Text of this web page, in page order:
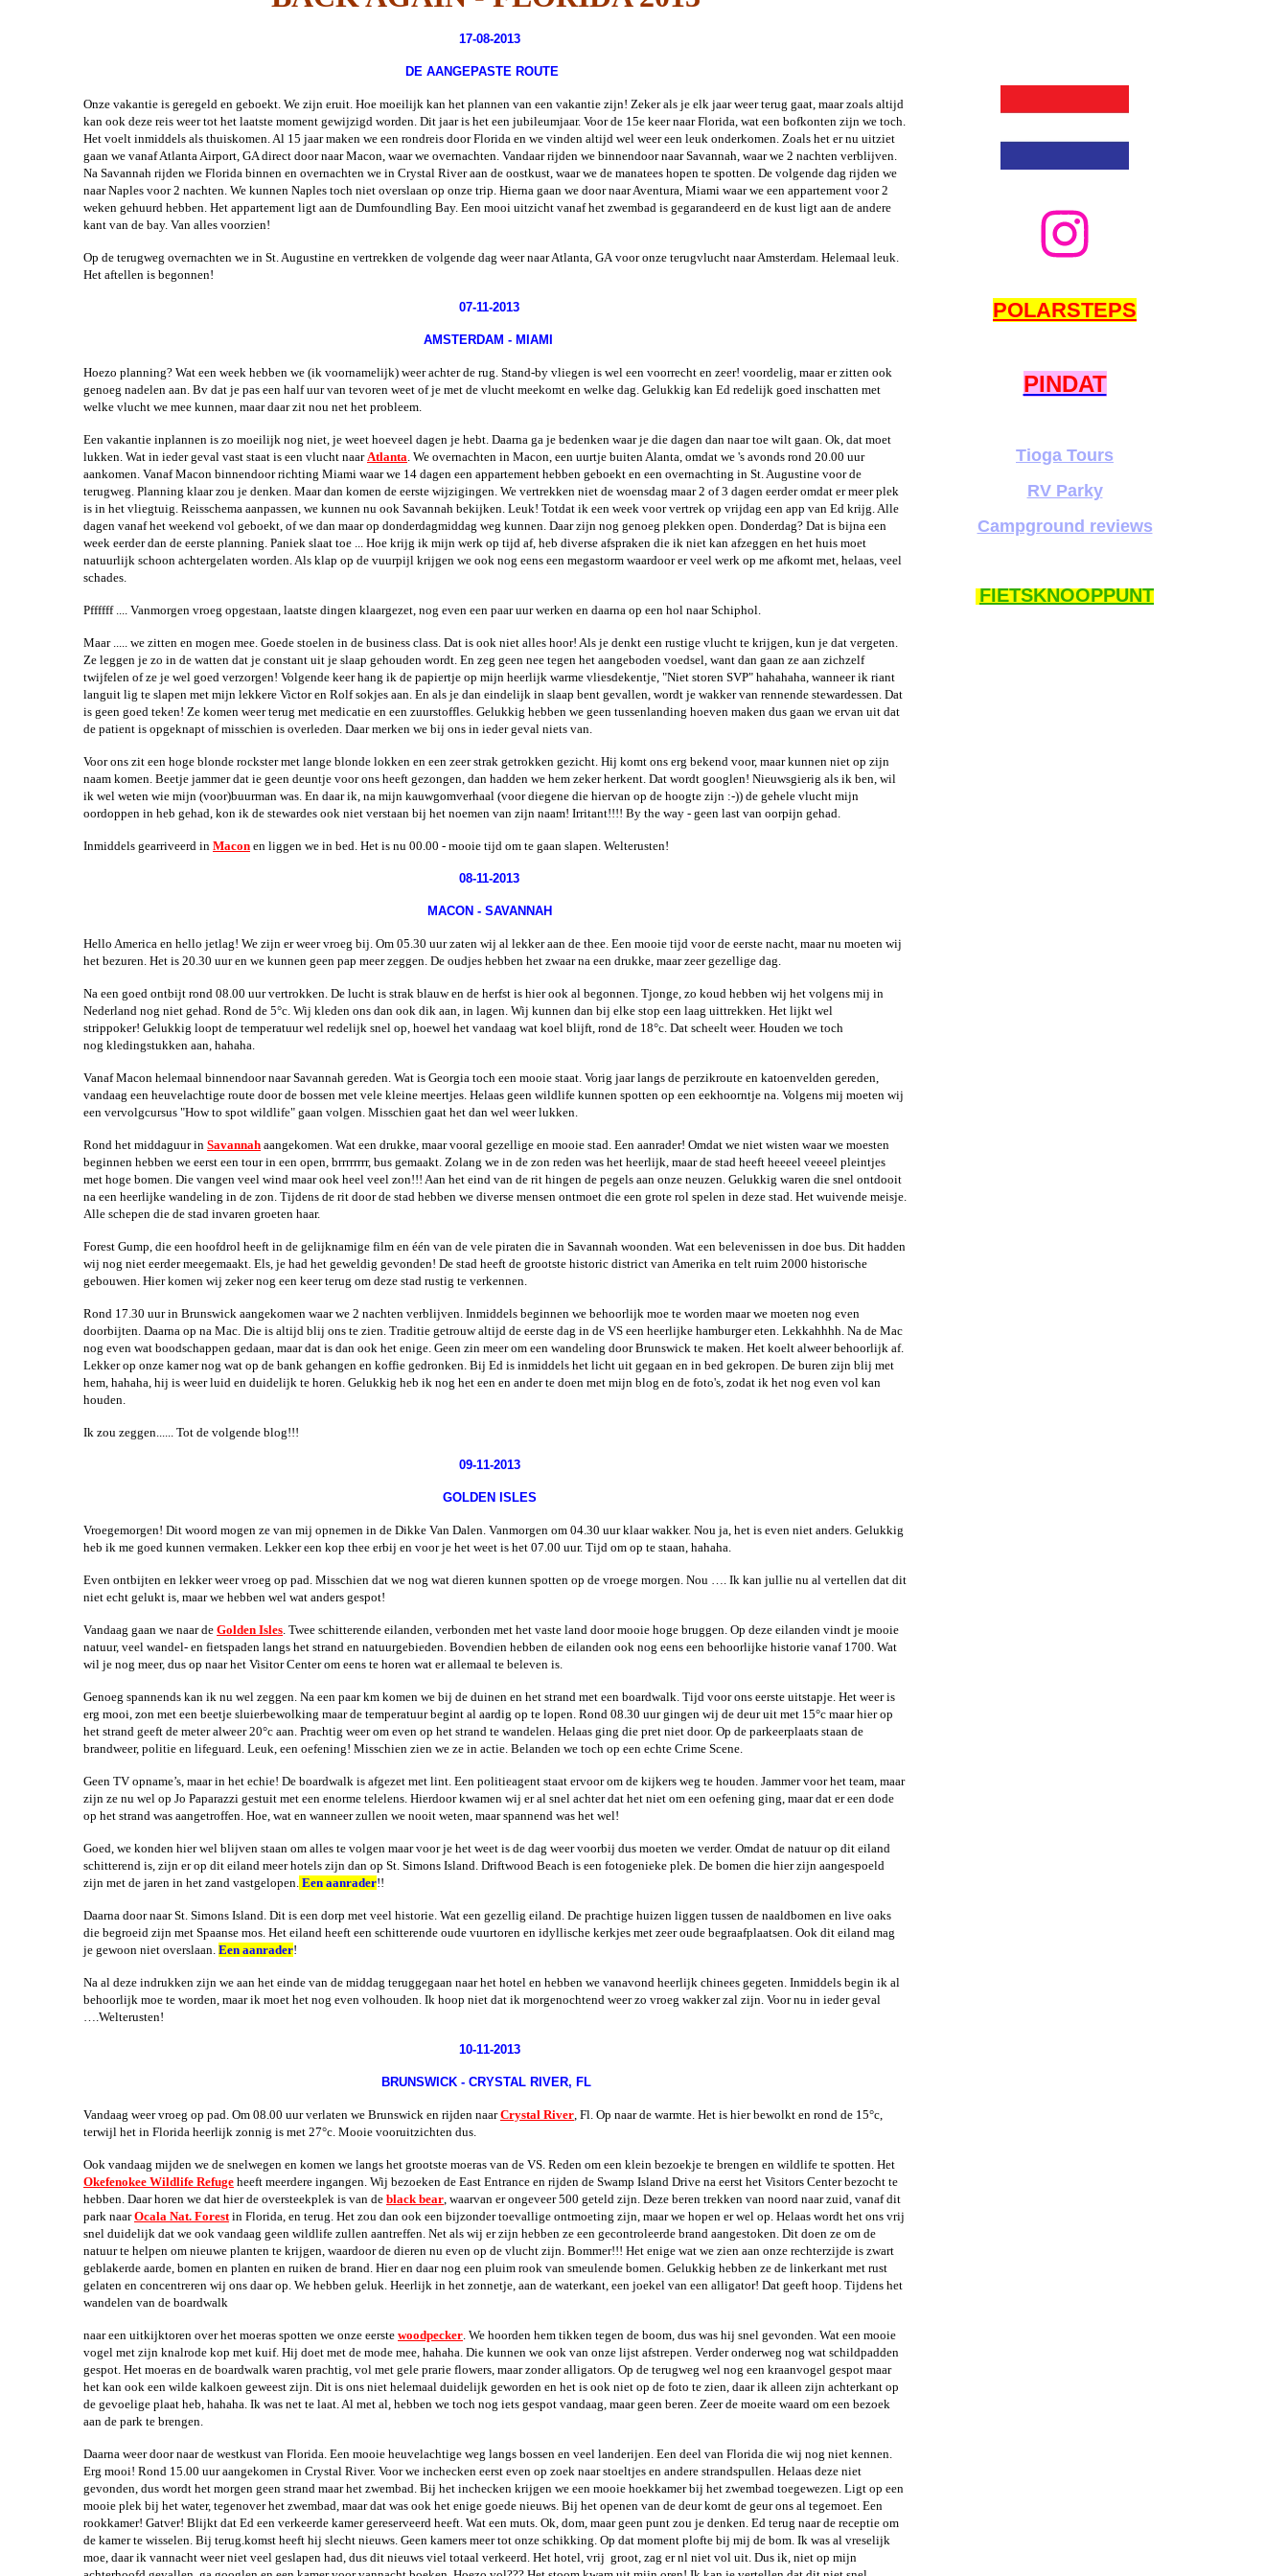
2018
Fall 2017
Happy Travelers
Canada 2017
Canadian Adventures
Mei 2016
USA 2014
West USA 2014
Florida 2013
West/Southwest +
2013
Florida 2012
Oostkust USA 2012
Florida 2011
Cruise 2011
Curacao 2010
17-08-2013
DE AANGEPASTE ROUTE
Onze vakantie is geregeld en geboekt. We zijn eruit. Hoe moeilijk kan het plannen van een vakantie zijn! Zeker als je elk jaar weer terug gaat, maar zoals altijd
kan ook deze reis weer tot het laatste moment gewijzigd worden. Dit jaar is het een jubileumjaar. Voor de 15e keer naar Florida, wat een bofkonten zijn we toch.
Het voelt inmiddels als thuiskomen. Al 15 jaar maken we een rondreis door Florida en we vinden altijd wel weer een leuk onderkomen. Zoals het er nu uitziet
gaan we vanaf Atlanta Airport, GA direct door naar Macon, waar we overnachten. Vandaar rijden we binnendoor naar Savannah, waar we 2 nachten verblijven.
Na Savannah rijden we Florida binnen en overnachten we in Crystal River aan de oostkust, waar we de manatees hopen te spotten. De volgende dag rijden we
naar Naples voor 2 nachten. We kunnen Naples toch niet overslaan op onze trip. Hierna gaan we door naar Aventura, Miami waar we een appartement voor 2
weken gehuurd hebben. Het appartement ligt aan de Dumfoundling Bay. Een mooi uitzicht vanaf het zwembad is gegarandeerd en de kust ligt aan de andere
kant van de bay. Van alles voorzien!
Op de terugweg overnachten we in St. Augustine en vertrekken de volgende dag weer naar Atlanta, GA voor onze terugvlucht naar Amsterdam. Helemaal leuk.
Het aftellen is begonnen!
07-11-2013
AMSTERDAM - MIAMI
Hoezo planning? Wat een week hebben we (ik voornamelijk) weer achter de rug. Stand-by vliegen is wel een voorrecht en zeer! voordelig, maar er zitten ook
genoeg nadelen aan. Bv dat je pas een half uur van tevoren weet of je met de vlucht meekomt en welke dag. Gelukkig kan Ed redelijk goed inschatten met
welke vlucht we mee kunnen, maar daar zit nou net het probleem.
Een vakantie inplannen is zo moeilijk nog niet, je weet hoeveel dagen je hebt. Daarna ga je bedenken waar je die dagen dan naar toe wilt gaan. Ok, dat moet
lukken. Wat in ieder geval vast staat is een vlucht naarAtlanta. We overnachten in Macon, een uurtje buiten Alanta, omdat we 's avonds rond 20.00 uur
aankomen. Vanaf Macon binnendoor richting Miami waar we 14 dagen een appartement hebben geboekt en een overnachting in St. Augustine voor de
terugweg. Planning klaar zou je denken. Maar dan komen de eerste wijzigingen. We vertrekken niet de woensdag maar 2 of 3 dagen eerder omdat er meer plek
is in het vliegtuig. Reisschema aanpassen, we kunnen nu ook Savannah bekijken. Leuk! Totdat ik een week voor vertrek op vrijdag een app van Ed krijg. Alle
dagen vanaf het weekend vol geboekt, of we dan maar op donderdagmiddag weg kunnen. Daar zijn nog genoeg plekken open. Donderdag? Dat is bijna een
week eerder dan de eerste planning. Paniek slaat toe ... Hoe krijg ik mijn werk op tijd af, heb diverse afspraken die ik niet kan afzeggen en het huis moet
natuurlijk schoon achtergelaten worden. Als klap op de vuurpijl krijgen we ook nog eens een megastorm waardoor er veel werk op me afkomt met, helaas, veel
schades.
Pffffff .... Vanmorgen vroeg opgestaan, laatste dingen klaargezet, nog even een paar uur werken en daarna op een hol naar Schiphol.
Maar ..... we zitten en mogen mee. Goede stoelen in de business class. Dat is ook niet alles hoor! Als je denkt een rustige vlucht te krijgen, kun je dat vergeten.
Ze leggen je zo in de watten dat je constant uit je slaap gehouden wordt. En zeg geen nee tegen het aangeboden voedsel, want dan gaan ze aan zichzelf
twijfelen of ze je wel goed verzorgen! Volgende keer hang ik de papiertje op mijn heerlijk warme vliesdekentje, "Niet storen SVP" hahahaha, wanneer ik riant
languit lig te slapen met mijn lekkere Victor en Rolf sokjes aan. En als je dan eindelijk in slaap bent gevallen, wordt je wakker van rennende stewardessen. Dat
is geen goed teken! Ze komen weer terug met medicatie en een zuurstoffles. Gelukkig hebben we geen tussenlanding hoeven maken dus gaan we ervan uit dat
de patient is opgeknapt of misschien is overleden. Daar merken we bij ons in ieder geval niets van.
Voor ons zit een hoge blonde rockster met lange blonde lokken en een zeer strak getrokken gezicht. Hij komt ons erg bekend voor, maar kunnen niet op zijn
naam komen. Beetje jammer dat ie geen deuntje voor ons heeft gezongen, dan hadden we hem zeker herkent. Dat wordt googlen! Nieuwsgierig als ik ben, wil
ik wel weten wie mijn (voor)buurman was. En daar ik, na mijn kauwgomverhaal (voor diegene die hiervan op de hoogte zijn :-)) de gehele vlucht mijn
oordoppen in heb gehad, kon ik de stewardes ook niet verstaan bij het noemen van zijn naam! Irritant!!!! By the way - geen last van oorpijn gehad.
Inmiddels gearriveerd in Macon en liggen we in bed. Het is nu 00.00 - mooie tijd om te gaan slapen. Welterusten!
08-11-2013
MACON - SAVANNAH
Hello America en hello jetlag! We zijn er weer vroeg bij. Om 05.30 uur zaten wij al lekker aan de thee. Een mooie tijd voor de eerste nacht, maar nu moeten wij
het bezuren. Het is 20.30 uur en we kunnen geen pap meer zeggen. De oudjes hebben het zwaar na een drukke, maar zeer gezellige dag.
Na een goed ontbijt rond 08.00 uur vertrokken. De lucht is strak blauw en de herfst is hier ook al begonnen. Tjonge, zo koud hebben wij het volgens mij in
Nederland nog niet gehad. Rond de 5°c. Wij kleden ons dan ook dik aan, in lagen. Wij kunnen dan bij elke stop een laag uittrekken. Het lijkt wel
strippoker! Gelukkig loopt de temperatuur wel redelijk snel op, hoewel het vandaag wat koel blijft, rond de 18°c. Dat scheelt weer. Houden we toch
nog kledingstukken aan, hahaha.
Vanaf Macon helemaal binnendoor naar Savannah gereden. Wat is Georgia toch een mooie staat. Vorig jaar langs de perzikroute en katoenvelden gereden,
vandaag een heuvelachtige route door de bossen met vele kleine meertjes. Helaas geen wildlife kunnen spotten op een eekhoorntje na. Volgens mij moeten wij
een vervolgcursus "How to spot wildlife" gaan volgen. Misschien gaat het dan wel weer lukken.
Rond het middaguur in Savannah aangekomen. Wat een drukke, maar vooral gezellige en mooie stad. Een aanrader! Omdat we niet wisten waar we moesten
beginnen hebben we eerst een tour in een open, brrrrrrrr, bus gemaakt. Zolang we in de zon reden was het heerlijk, maar de stad heeft heeeel veeeel pleintjes
met hoge bomen. Die vangen veel wind maar ook heel veel zon!!! Aan het eind van de rit hingen de pegels aan onze neuzen. Gelukkig waren die snel ontdooit
na een heerlijke wandeling in de zon. Tijdens de rit door de stad hebben we diverse mensen ontmoet die een grote rol spelen in deze stad. Het wuivende meisje.
Alle schepen die de stad invaren groeten haar.
Forest Gump, die een hoofdrol heeft in de gelijknamige film en één van de vele piraten die in Savannah woonden. Wat een belevenissen in doe bus. Dit hadden
wij nog niet eerder meegemaakt. Els, je had het geweldig gevonden! De stad heeft de grootste historic district van Amerika en telt ruim 2000 historische
gebouwen. Hier komen wij zeker nog een keer terug om deze stad rustig te verkennen.
Rond 17.30 uur in Brunswick aangekomen waar we 2 nachten verblijven. Inmiddels beginnen we behoorlijk moe te worden maar we moeten nog even
doorbijten. Daarna op na Mac. Die is altijd blij ons te zien. Traditie getrouw altijd de eerste dag in de VS een heerlijke hamburger eten. Lekkahhhh. Na de Mac
nog even wat boodschappen gedaan, maar dat is dan ook het enige. Geen zin meer om een wandeling door Brunswick te maken. Het koelt alweer behoorlijk af.
Lekker op onze kamer nog wat op de bank gehangen en koffie gedronken. Bij Ed is inmiddels het licht uit gegaan en in bed gekropen. De buren zijn blij met
hem, hahaha, hij is weer luid en duidelijk te horen. Gelukkig heb ik nog het een en ander te doen met mijn blog en de foto's, zodat ik het nog even vol kan
houden.
Ik zou zeggen...... Tot de volgende blog!!!
09-11-2013
GOLDEN ISLES
Vroegemorgen! Dit woord mogen ze van mij opnemen in de Dikke Van Dalen. Vanmorgen om 04.30 uur klaar wakker. Nou ja, het is even niet anders. Gelukkig
heb ik me goed kunnen vermaken. Lekker een kop thee erbij en voor je het weet is het 07.00 uur. Tijd om op te staan, hahaha.
Even ontbijten en lekker weer vroeg op pad. Misschien dat we nog wat dieren kunnen spotten op de vroege morgen. Nou …. Ik kan jullie nu al vertellen dat dit
niet echt gelukt is, maar we hebben wel wat anders gespot!
Vandaag gaan we naar de Golden Isles. Twee schitterende eilanden, verbonden met het vaste land door mooie hoge bruggen. Op deze eilanden vindt je mooie
natuur, veel wandel- en fietspaden langs het strand en natuurgebieden. Bovendien hebben de eilanden ook nog eens een behoorlijke historie vanaf 1700. Wat
wil je nog meer, dus op naar het Visitor Center om eens te horen wat er allemaal te beleven is.
Genoeg spannends kan ik nu wel zeggen. Na een paar km komen we bij de duinen en het strand met een boardwalk. Tijd voor ons eerste uitstapje. Het weer is
erg mooi, zon met een beetje sluierbewolking maar de temperatuur begint al aardig op te lopen. Rond 08.30 uur gingen wij de deur uit met 15°c maar hier op
het strand geeft de meter alweer 20°c aan. Prachtig weer om even op het strand te wandelen. Helaas ging die pret niet door. Op de parkeerplaats staan de
brandweer, politie en lifeguard. Leuk, een oefening! Misschien zien we ze in actie. Belanden we toch op een echte Crime Scene.
Geen TV opname’s, maar in het echie! De boardwalk is afgezet met lint. Een politieagent staat ervoor om de kijkers weg te houden. Jammer voor het team, maar
zijn ze nu wel op Jo Paparazzi gestuit met een enorme telelens. Hierdoor kwamen wij er al snel achter dat het niet om een oefening ging, maar dat er een dode
op het strand was aangetroffen. Hoe, wat en wanneer zullen we nooit weten, maar spannend was het wel!
Goed, we konden hier wel blijven staan om alles te volgen maar voor je het weet is de dag weer voorbij dus moeten we verder. Omdat de natuur op dit eiland
schitterend is, zijn er op dit eiland meer hotels zijn dan op St. Simons Island. Driftwood Beach is een fotogenieke plek. De bomen die hier zijn aangespoeld
zijn met de jaren in het zand vastgelopen. Een aanrader!!
Daarna door naar St. Simons Island. Dit is een dorp met veel historie. Wat een gezellig eiland. De prachtige huizen liggen tussen de naaldbomen en live oaks
die begroeid zijn met Spaanse mos. Het eiland heeft een schitterende oude vuurtoren en idyllische kerkjes met zeer oude begraafplaatsen. Ook dit eiland mag
je gewoon niet overslaan. Een aanrader!
Na al deze indrukken zijn we aan het einde van de middag teruggegaan naar het hotel en hebben we vanavond heerlijk chinees gegeten. Inmiddels begin ik al
behoorlijk moe te worden, maar ik moet het nog even volhouden. Ik hoop niet dat ik morgenochtend weer zo vroeg wakker zal zijn. Voor nu in ieder geval
….Welterusten!
10-11-2013
BRUNSWICK - CRYSTAL RIVER, FL
Vandaag weer vroeg op pad. Om 08.00 uur verlaten we Brunswick en rijden naarCrystal River, Fl. Op naar de warmte. Het is hier bewolkt en rond de 15°c,
terwijl het in Florida heerlijk zonnig is met 27°c. Mooie vooruitzichten dus.
Ook vandaag mijden we de snelwegen en komen we langs het grootste moeras van de VS. Reden om een klein bezoekje te brengen en wildlife te spotten. Het
Okefenokee Wildlife Refuge heeft meerdere ingangen. Wij bezoeken de East Entrance en rijden de Swamp Island Drive na eerst het Visitors Center bezocht te
hebben. Daar horen we dat hier de oversteekplek is van de black bear, waarvan er ongeveer 500 geteld zijn. Deze beren trekken van noord naar zuid, vanaf dit
park naarOcala Nat. Forestin Florida, en terug. Het zou dan ook een bijzonder toevallige ontmoeting zijn, maar we hopen er wel op. Helaas wordt het ons vrij
snel duidelijk dat we ook vandaag geen wildlife zullen aantreffen. Net als wij er zijn hebben ze een gecontroleerde brand aangestoken. Dit doen ze om de
natuur te helpen om nieuwe planten te krijgen, waardoor de dieren nu even op de vlucht zijn. Bommer!!! Het enige wat we zien aan onze rechterzijde is zwart
geblakerde aarde, bomen en planten en ruiken de brand. Hier en daar nog een pluim rook van smeulende bomen. Gelukkig hebben ze de linkerkant met rust
gelaten en concentreren wij ons daar op. We hebben geluk. Heerlijk in het zonnetje, aan de waterkant, een joekel van een alligator! Dat geeft hoop. Tijdens het
wandelen van de boardwalk
naar een uitkijktoren over het moeras spotten we onze eerste woodpecker. We hoorden hem tikken tegen de boom, dus was hij snel gevonden. Wat een mooie
vogel met zijn knalrode kop met kuif. Hij doet met de mode mee, hahaha. Die kunnen we ook van onze lijst afstrepen. Verder onderweg nog wat schildpadden
gespot. Het moeras en de boardwalk waren prachtig, vol met gele prarie flowers, maar zonder alligators. Op de terugweg wel nog een kraanvogel gespot maar
het kan ook een wilde kalkoen geweest zijn. Dit is ons niet helemaal duidelijk geworden en het is ook niet op de foto te zien, daar ik alleen zijn achterkant op
de gevoelige plaat heb, hahaha. Ik was net te laat. Al met al, hebben we toch nog iets gespot vandaag, maar geen beren. Zeer de moeite waard om een bezoek
aan de park te brengen.
Daarna weer door naar de westkust van Florida. Een mooie heuvelachtige weg langs bossen en veel landerijen. Een deel van Florida die wij nog niet kennen.
Erg mooi! Rond 15.00 uur aangekomen in Crystal River. Voor we inchecken eerst even op zoek naar stoeltjes en andere strandspullen. Helaas deze niet
gevonden, dus wordt het morgen geen strand maar het zwembad. Bij het inchecken krijgen we een mooie hoekkamer bij het zwembad toegewezen. Ligt op een
mooie plek bij het water, tegenover het zwembad, maar dat was ook het enige goede nieuws. Bij het openen van de deur komt de geur ons al tegemoet. Een
rookkamer! Gatver! Blijkt dat Ed een verkeerde kamer gereserveerd heeft. Wat een muts. Ok, dom, maar geen punt zou je denken. Ed terug naar de receptie om
de kamer te wisselen. Bij terug.komst heeft hij slecht nieuws. Geen kamers meer tot onze schikking. Op dat moment plofte bij mij de bom. Ik was al vreselijk
moe, daar ik vannacht weer niet veel geslapen had, dus dit nieuws viel totaal verkeerd. Het hotel, vrij groot, zag er nl niet vol uit. Dus ik, niet op mijn
POLARSTEPS
PINDAT
Tioga Tours
RV Parky
Campground reviews
FIETSKNOOPPUNT